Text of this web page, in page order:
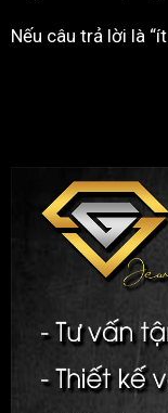
Nếu câu trả lời là